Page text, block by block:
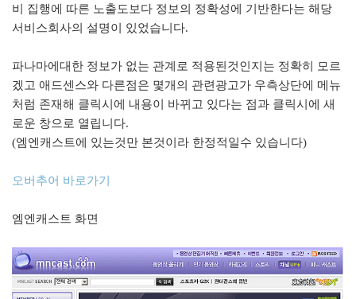
비 집행에 따른 노출도보다 정보의 정확성에 기반한다는 해당
서비스회사의 설명이 있었습니다.
파나마에대한 정보가 없는 관계로 적용된것인지는 정확히 모르
겠고 애드센스와 다른점은 몇개의 관련광고가 우측상단에 메뉴
처럼 존재해 클릭시에 내용이 바뀌고 있다는 점과 클릭시에 새
로운 창으로 열립니다.
(엠엔캐스트에 있는것만 본것이라 한정적일수 있습니다)
오버추어 바로가기
엠엔캐스트 화면